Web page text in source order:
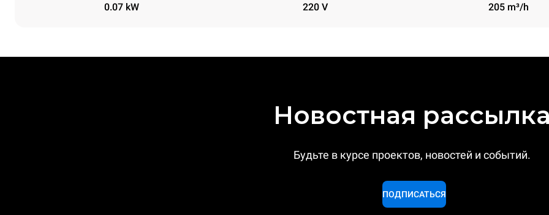
0.07 kW 220 V 205 m³/h
Новостная
Будьте в курсе проектов, новостей и событий.
ПОДПИСАТЬСЯ